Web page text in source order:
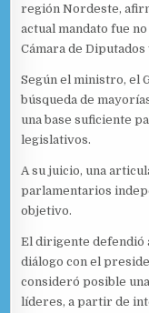
región Nordeste,
actual mandato fue
Cámara de
Según el ministro, el
búsqueda de
una base suficiente
legislativos.
A su juicio, una
parlamentarios
objetivo.
El dirigente defendió
diálogo con el
consideró posible
líderes, a partir de